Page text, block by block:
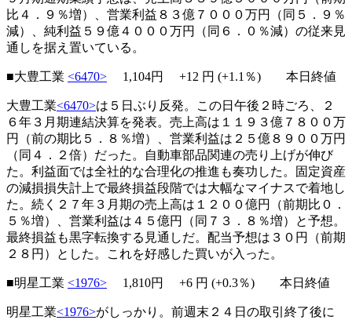
比４．９％増）、営業利益８３億７０００万円（同５．９％
減）、純利益５９億４０００万円（同６．０％減）の従来見
通しを据え置いている。
■大豊工業 <6470> 1,104円 +12 円 (+1.1％) 本日終値
大豊工業<6470>は５日ぶり反発。この日午後２時ごろ、２
６年３月期連結決算を発表。売上高は１１９３億７８００万
円（前の期比５．８％増）、営業利益は２５億８９００万円
（同４．２倍）だった。自動車部品関連の売り上げが伸び
た。利益面では全社的な合理化の推進も奏功した。固定資産
の減損損失計上で最終損益段階では大幅なマイナスで着地し
た。続く２７年３月期の売上高は１２００億円（前期比０．
５％増）、営業利益は４５億円（同７３．８％増）と予想。
最終損益も黒字転換する見通しだ。配当予想は３０円（前期
２８円）とした。これを好感した買いが入った。
■明星工業 <1976> 1,810円 +6 円 (+0.3％) 本日終値
明星工業<1976>がしっかり。前週末２４日の取引終了後に